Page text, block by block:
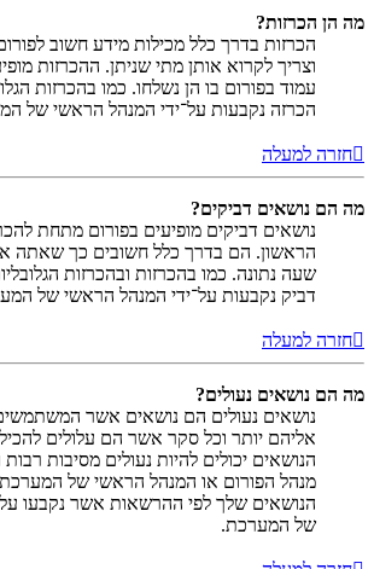
מה הן הכרזות?
הכרזות בדרך כלל מכילות מידע חשוב
וצריך לקרוא אותן מתי שניתן. ההכרזות
עמוד בפורום בו הן נשלחו. כמו בהכרזות
הכרזה נקבעות על־ידי המנהל הראשי של
חזרה למעלה
מה הם נושאים דביקים?
נושאים דביקים מופיעים בפורום מתחת
הראשון. הם בדרך כלל חשובים כך שאתה
שעה נתונה. כמו בהכרזות ובהכרזות
דביק נקבעות על־ידי המנהל הראשי של
חזרה למעלה
מה הם נושאים נעולים?
נושאים נעולים הם נושאים אשר המשתמשים
אליהם יותר וכל סקר אשר הם עלולים
הנושאים יכולים להיות נעולים מסיבות רבות
מנהל הפורום או המנהל הראשי של
הנושאים שלך לפי ההרשאות אשר נקבעו
של המערכת.